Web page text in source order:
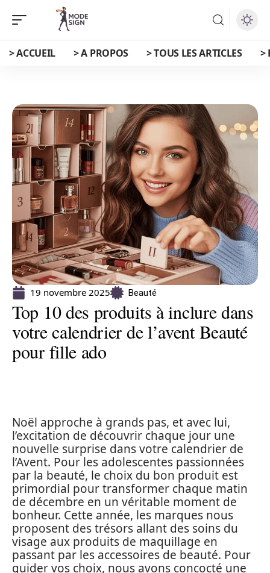
> ACCUEIL > A PROPOS > TOUS LES ARTICLES >
19 novembre 2025 Beauté
Top 10 des produits à inclure dans
votre calendrier de l’avent Beauté
pour fille ado
Noël approche à grands pas, et avec lui,
l’excitation de découvrir chaque jour une
nouvelle surprise dans votre calendrier de
l’Avent. Pour les adolescentes passionnées
par la beauté, le choix du bon produit est
primordial pour transformer chaque matin
de décembre en un véritable moment de
bonheur. Cette année, les marques nous
proposent des trésors allant des soins du
visage aux produits de maquillage en
passant par les accessoires de beauté. Pour
guider vos choix, nous avons concocté une